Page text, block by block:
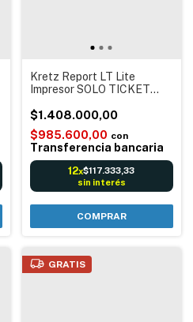
Kretz Report LT Lite
Impresor SOLO TICKET
Código barras Reportes con
Mástil
$1.408.000,00
$985.600,00 con
Transferencia bancaria
12x$117.333,33
sin interés
GRATIS